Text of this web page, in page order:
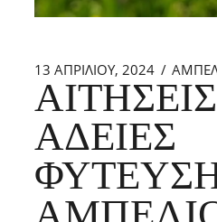
13 ΑΠΡΙΛΊΟΥ, 2024
ΆΔΕΙΕΣ